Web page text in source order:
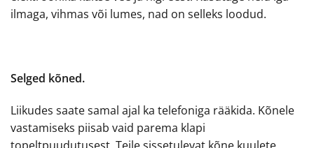
ilmaga, vihmas või lumes, nad on selleks loodud.
Selged kõned.
Liikudes saate samal ajal ka telefoniga rääkida. Kõnele
vastamiseks piisab vaid parema klapi
topeltpuudutusest. Teile sissetulevat kõne kuulete